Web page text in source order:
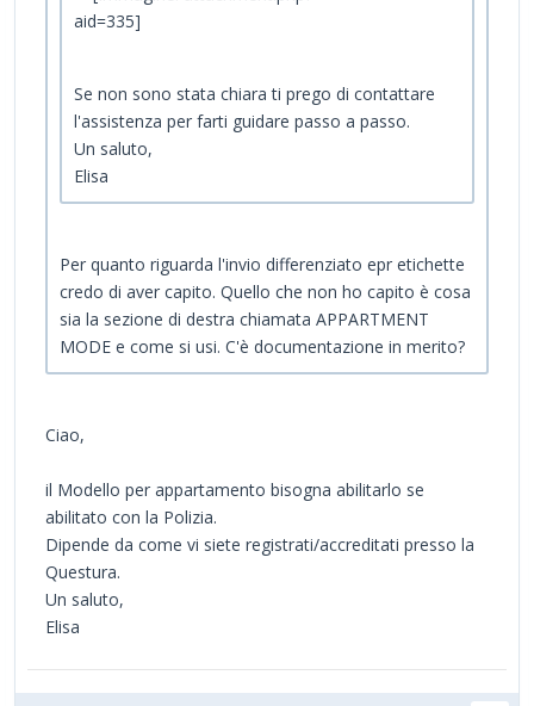
Se non sono stata chiara ti prego di contattare
l'assistenza per farti guidare passo a passo.
Un saluto,
Elisa
Per quanto riguarda l'invio differenziato epr etichette
credo di aver capito. Quello che non ho capito è cosa
sia la sezione di destra chiamata APPARTMENT
MODE e come si usi. C'è documentazione in merito?
Ciao,
il Modello per appartamento bisogna abilitarlo se
abilitato con la Polizia.
Dipende da come vi siete registrati/accreditati presso la
Questura.
Un saluto,
Elisa